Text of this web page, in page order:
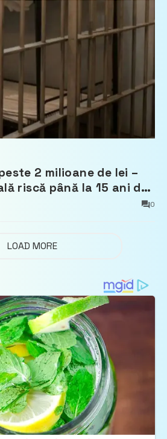
2 milioane de lei –
riscă până la 15 ani de
0
LOAD MORE